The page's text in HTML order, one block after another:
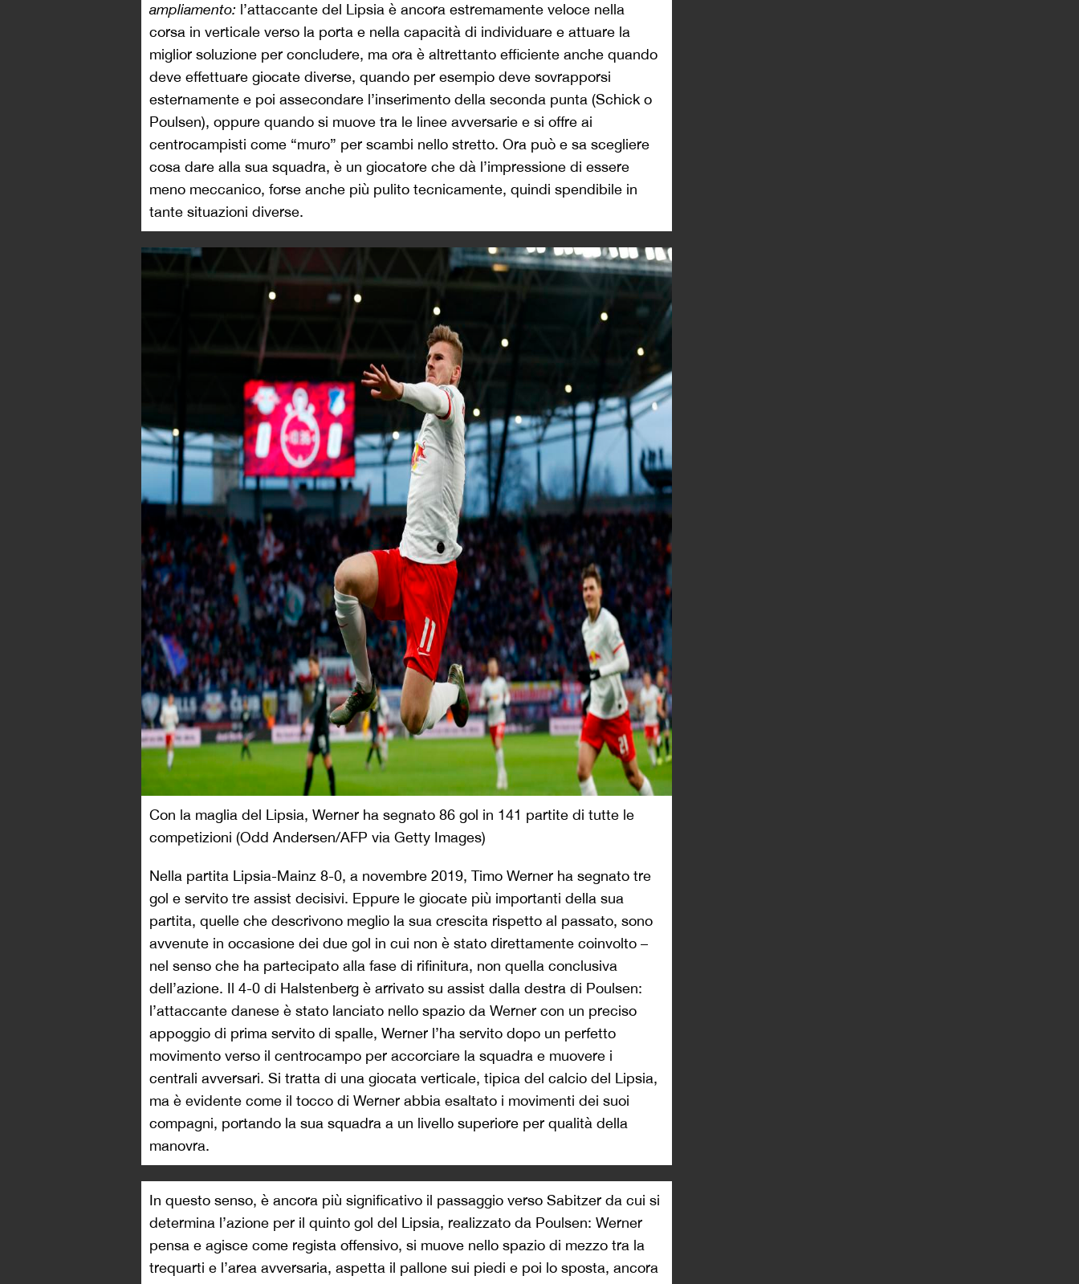
ampliamento: l’attaccante del Lipsia è ancora estremamente veloce nella
corsa in verticale verso la porta e nella capacità di individuare e attuare la
miglior soluzione per concludere, ma ora è altrettanto efficiente anche quando
deve effettuare giocate diverse, quando per esempio deve sovrapporsi
esternamente e poi assecondare l’inserimento della seconda punta (Schick o
Poulsen), oppure quando si muove tra le linee avversarie e si offre ai
centrocampisti come “muro” per scambi nello stretto. Ora può e sa scegliere
cosa dare alla sua squadra, è un giocatore che dà l’impressione di essere
meno meccanico, forse anche più pulito tecnicamente, quindi spendibile in
tante situazioni diverse.
Con la maglia del Lipsia, Werner ha segnato 86 gol in 141 partite di tutte le
competizioni (Odd Andersen/AFP via Getty Images)
Nella partita Lipsia-Mainz 8-0, a novembre 2019, Timo Werner ha segnato tre
gol e servito tre assist decisivi. Eppure le giocate più importanti della sua
partita, quelle che descrivono meglio la sua crescita rispetto al passato, sono
avvenute in occasione dei due gol in cui non è stato direttamente coinvolto –
nel senso che ha partecipato alla fase di rifinitura, non quella conclusiva
dell’azione. Il 4-0 di Halstenberg è arrivato su assist dalla destra di Poulsen:
l’attaccante danese è stato lanciato nello spazio da Werner con un preciso
appoggio di prima servito di spalle, Werner l’ha servito dopo un perfetto
movimento verso il centrocampo per accorciare la squadra e muovere i
centrali avversari. Si tratta di una giocata verticale, tipica del calcio del Lipsia,
ma è evidente come il tocco di Werner abbia esaltato i movimenti dei suoi
compagni, portando la sua squadra a un livello superiore per qualità della
manovra.
In questo senso, è ancora più significativo il passaggio verso Sabitzer da cui si
determina l’azione per il quinto gol del Lipsia, realizzato da Poulsen: Werner
pensa e agisce come regista offensivo, si muove nello spazio di mezzo tra la
trequarti e l’area avversaria, aspetta il pallone sui piedi e poi lo sposta, ancora